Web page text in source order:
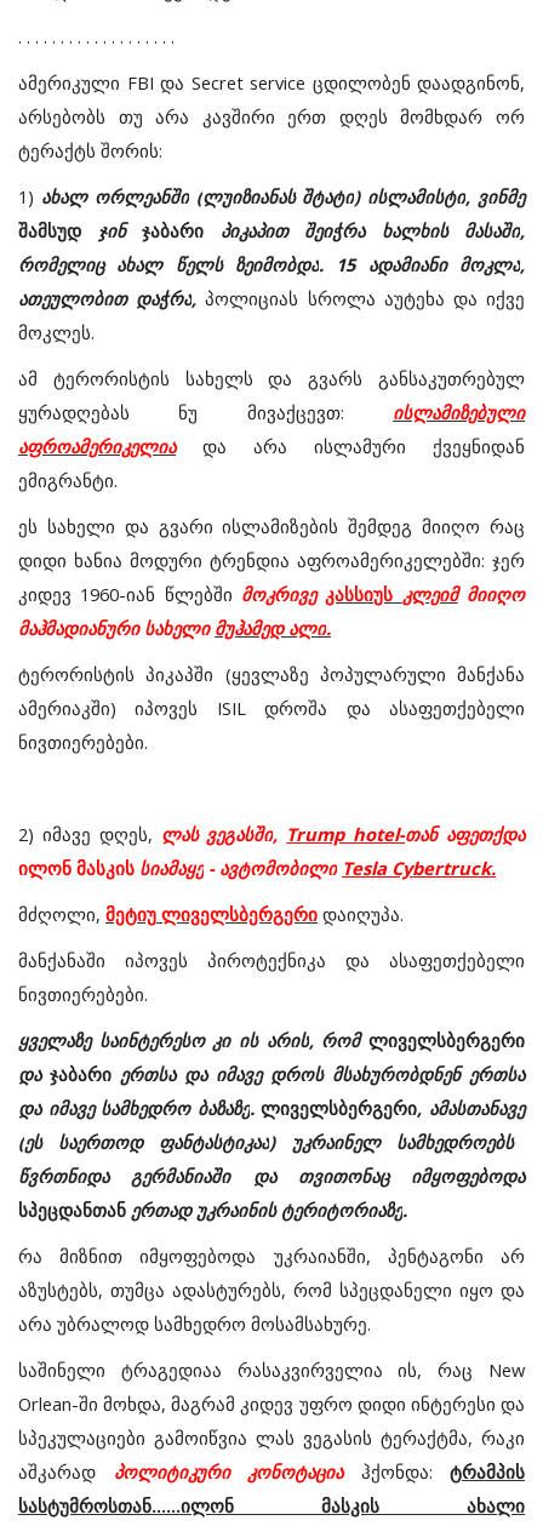
. . . . . . . . . . . . . . . . . . .
ამერიკული FBI და Secret service ცდილობენ დაადგინონ,
არსებობს თუ არა კავშირი ერთ დღეს მომხდარ ორ
ტერაქტს შორის:
1) ახალ ორლეანში(ლუიზიანას შტატი) ისლამისტი,ვინმე
შამსუდ
ჯინ ჯაბარი პიკაპით შეიჭრა ხალხის მასაში,
რომელიც ახალ წელს ზეიმობდა. 15 ადამიანი მოკლა,
ათეულობით დაჭრა, პოლიციას სროლა აუტეხა და იქვე
მოკლეს.
ამ
ტერორისტის სახელს და გვარს
განსაკუთრებულ
ყურადღებას
ნუ მივაქცევთ: ისლამიზებული
აფროამერიკელია
და არა ისლამური
ქვეყნიდან
ემიგრანტი.
ეს სახელი და გვარი ისლამიზების შემდეგ მიიღო რაც
დიდი ხანია მოდური ტრენდია აფროამერიკელებში: ჯერ
კიდევ 1960-იან წლებში მოკრივე კასსიუს კლეიმ მიიღო
მაჰმადიანური სახელი მუჰამედ ალი.
ტერორისტისპიკაპში (ყევლაზე პოპულარული მანქანა
ამერიაკში)იპოვეს ISILდროშა და
ასაფეთქებელი
ნივთიერებები.
2) იმავე დღეს, ლას ვეგასში, Trump hotel-თან აფეთქდა
ილონ მასკის სიამაყე - ავტომობილი Tesla Cybertruck.
მძღოლი, მეტიუ ლიველსბერგერი დაიღუპა.
მანქანაში
იპოვეს პიროტექნიკა და
ასაფეთქებელი
ნივთიერებები.
ყველაზე საინტერესო კი ის არის, რომ ლიველსბერგერი
და ჯაბარი ერთსა და იმავე დროს მსახურობდნენ ერთსა
და იმავე სამხედრო ბაზაზე.ლიველსბერგერი, ამასთანავე
(ეს საერთოდ ფანტასტიკაა) უკრაინელ
სამხედროებს
წვრთნიდა
გერმანიაში და თვითონაც
იმყოფებოდა
სპეცდანთან ერთად უკრაინის ტერიტორიაზე.
რა
მიზნით იმყოფებოდა უკრაიანში, პენტაგონი
არ
აზუსტებს, თუმცა ადასტურებს, რომ სპეცდანელი იყო და
არა უბრალოდ სამხედრო მოსამსახურე.
საშინელი
ტრაგედიაა რასაკვირველია ის,რაც New
Orlean-ში მოხდა,მაგრამ კიდევ უფრო დიდი ინტერესი და
სპეკულაციები გამოიწვია ლას ვეგასის ტერაქტმა, რაკი
აშკარად
პოლიტიკური კონოტაცია ჰქონდა: ტრამპის
სასტუმროსთან......ილონ მასკის
ახალი